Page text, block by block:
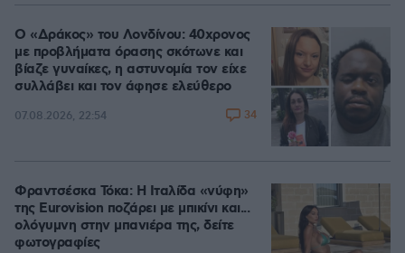
Ο «Δράκος» του Λονδίνου: 40χρονος
με προβλήματα όρασης σκότωνε και
βίαζε γυναίκες, η αστυνομία τον είχε
συλλάβει και τον άφησε ελεύθερο
07.08.2026, 22:54 34
Φραντσέσκα Τόκα: Η Ιταλίδα «νύφη»
της Eurovision ποζάρει με μπικίνι και...
ολόγυμνη στην μπανιέρα της, δείτε
φωτογραφίες